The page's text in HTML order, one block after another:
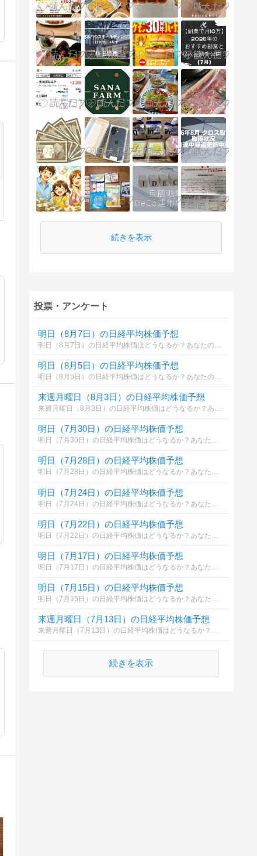
続きを表示
投票・アンケート
明日（8月7日）の日経平均株価予想
明日（8月5日）の日経平均株価予想
明日（8月5日）の日経平均株価はどうなるか？あなたの御意見を聞かせて下さい。勿論希望や勘でもかまいません。見るだけもＯＫ！
来週月曜日（8月3日）の日経平均株価予想
来週月曜日（8月3日）の日経平均株価はどうなるか？あなたの御意見を聞かせて下さい。勿論希望や勘でもかまいません。見るだけもＯＫ！
明日（7月30日）の日経平均株価予想
明日（7月30日）の日経平均株価はどうなるか？あなたの御意見を聞かせて下さい。勿論希望や勘でもかまいません。見るだけもＯＫ！
明日（7月28日）の日経平均株価予想
明日（7月28日）の日経平均株価はどうなるか？あなたの御意見を聞かせて下さい。勿論希望や勘でもかまいません。見るだけもＯＫ！
明日（7月24日）の日経平均株価予想
明日（7月22日）の日経平均株価予想
明日（7月17日）の日経平均株価予想
明日（7月17日）の日経平均株価はどうなるか？あなたの御意見を聞かせて下さい。勿論希望や勘でもかまいません。見るだけもＯＫ！
明日（7月15日）の日経平均株価予想
明日（7月15日）の日経平均株価はどうなるか？あなたの御意見を聞かせて下さい。勿論希望や勘でもかまいません。見るだけもＯＫ！
来週月曜日（7月13日）の日経平均株価予想
来週月曜日（7月13日）の日経平均株価はどうなるか？あなたの御意見を聞かせて下さい。勿論希望や勘でもかまいません。見るだけもＯＫ！
続きを表示